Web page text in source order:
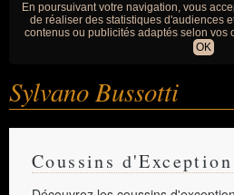
En poursuivant votre navigation, vous
de réaliser des statistiques d'audiences
contenus ou publicités adaptés selon vos
OK
Sylvano Bussotti
Coussins d'Exception